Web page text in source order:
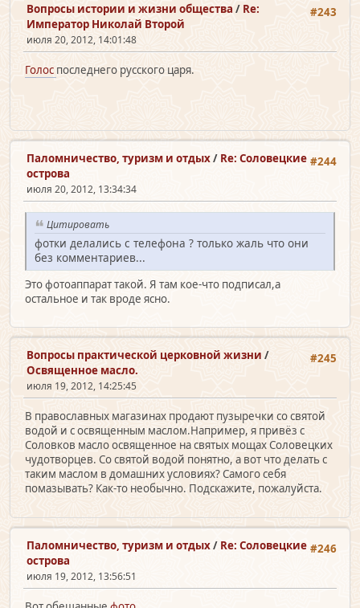
#243
Вопросы истории и жизни общества/ Re:
Император Николай Второй
июля 20, 2012, 14:01:48
Голос последнего русского царя.
#244
Паломничество, туризм и отдых/ Re: Соловецкие
острова
июля 20, 2012, 13:34:34
Цитировать
фотки делались с телефона ? только жаль что они
без комментариев...
Это фотоаппарат такой. Я там кое-что подписал,а
остальное и так вроде ясно.
#245
Вопросы практической церковной жизни /
Освященное масло.
июля 19, 2012, 14:25:45
В православных магазинах продают пузыречки со святой
водой и с освященным маслом.Например, я привёз с
Соловков масло освященное на святых мощах Соловецких
чудотворцев. Со святой водой понятно, а вот что делать с
таким маслом в домашних условиях? Самого себя
помазывать? Как-то необычно. Подскажите, пожалуйста.
#246
Паломничество, туризм и отдых/ Re: Соловецкие
острова
июля 19, 2012, 13:56:51